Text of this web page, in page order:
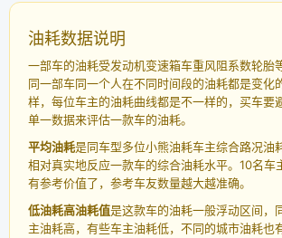
油耗数据说明
一部车的油耗受发动机变速箱车重风阻系数轮胎
同一部车同一个人在不同时间段的油耗都是变化
样，每位车主的油耗曲线都是不一样的，买车要
单一数据来评估一款车的油耗。
平均油耗是同车型多位小熊油耗车主综合路况油
相对真实地反应一款车的综合油耗水平。10名车
有参考价值了，参考车友数量越大越准确。
低油耗高油耗值是这款车的油耗一般浮动区间，
主油耗高，有些车主油耗低，不同的城市油耗也